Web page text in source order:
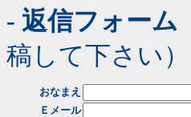
- 返信フォーム
稿して下さい）
おなまえ
Ｅメール